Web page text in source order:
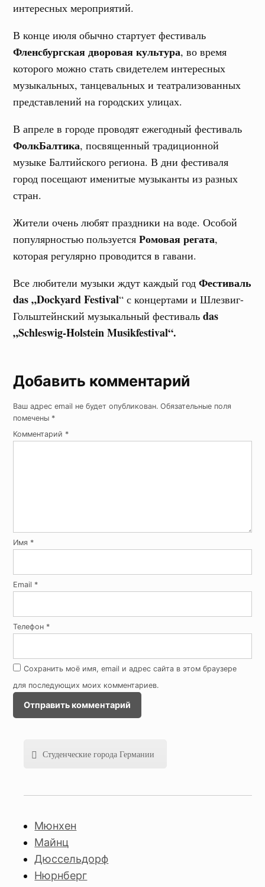
интересных мероприятий.
В конце июля обычно стартует фестиваль
Фленсбургская дворовая культура, во время
которого можно стать свидетелем интересных
музыкальных, танцевальных и театрализованных
представлений на городских улицах.
В апреле в городе проводят ежегодный фестиваль
ФолкБалтика, посвященный традиционной
музыке Балтийского региона. В дни фестиваля
город посещают именитые музыканты из разных
стран.
Жители очень любят праздники на воде. Особой
популярностью пользуетсяРомовая регата,
которая регулярно проводится в гавани.
Все любители музыки ждут каждый годФестиваль
das „Dockyard Festival“ с концертами и Шлезвиг-
Гольштейнский музыкальный фестивальdas
„Schleswig-Holstein Musikfestival“.
Добавить комментарий
Ваш адрес email не будет опубликован. Обязательные поля
помечены *
Комментарий *
Имя *
Email *
Телефон *
Сохранить моё имя, email и адрес сайта в этом браузере
для последующих моих комментариев.
Студенческие города Германии
Мюнхен
Майнц
Дюссельдорф
Нюрнберг